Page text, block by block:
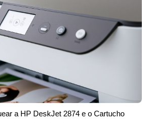
a HP DeskJet 2874 e o Cartucho